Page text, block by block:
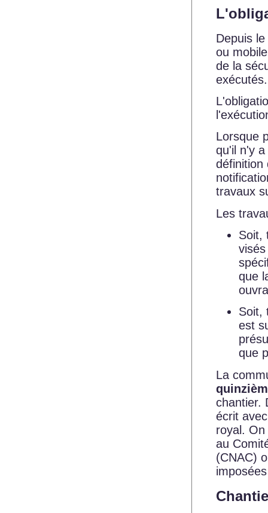
Depuis
ou
de la
exécutés.
Lorsque
qu'il n'y
définition
travaux
Les
Soit,
que
Soit,
est
que
La
chantier.
écrit
royal.
au
(CNAC)